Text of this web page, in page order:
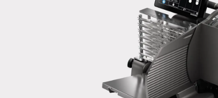
Je confirme par la présente que j'accepte l'utilisation de mes
données pour traiter cette demande De plus amples informations
Déclaration de protection des
des flux de travail rapides au comptoir de la
charcuterie, même lors du tranchage de grandes